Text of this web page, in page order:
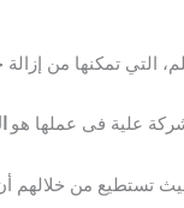
التي تمكنها من
علية فى عملها هو
تستطيع من خلالهم